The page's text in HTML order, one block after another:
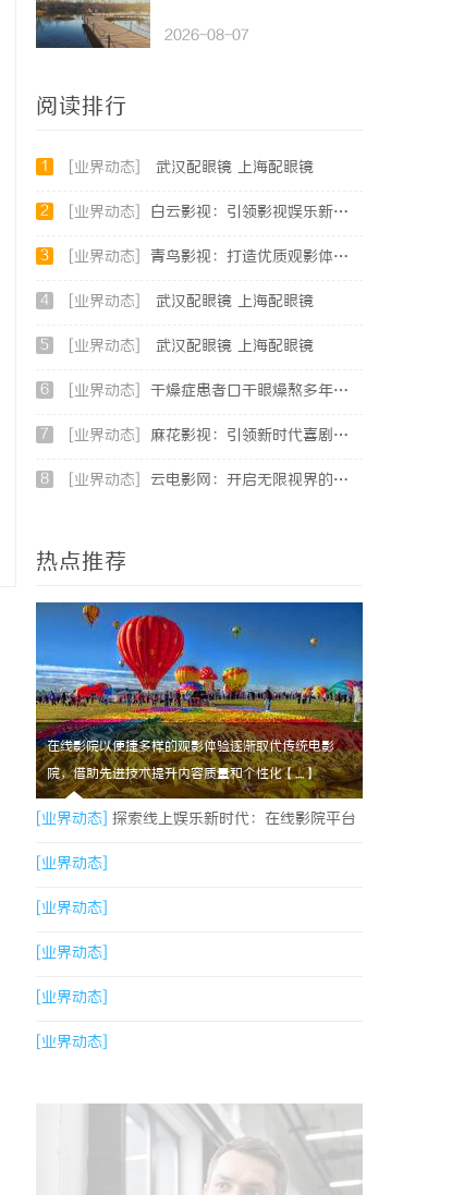
2026-08-07
阅读排行
1 [业界动态] 武汉配眼镜 上海配眼镜
2 [业界动态] 白云影视：引领影视娱乐新时代的内容创新平台
3 [业界动态] 青鸟影视：打造优质观影体验的行业新标杆
4 [业界动态] 武汉配眼镜 上海配眼镜
5 [业界动态] 武汉配眼镜 上海配眼镜
6 [业界动态] 干燥症患者口干眼燥熬多年，一个周期缓过来？老中医：一张辨证方对症，身体找回津液
7 [业界动态] 麻花影视：引领新时代喜剧影视创作的先锋力量
8 [业界动态] 云电影网：开启无限视界的全新影视体验之旅
热点推荐
在线影院以便捷多样的观影体验逐渐取代传统电影
院，借助先进技术提升内容质量和个性化【....】
[业界动态] 探索线上娱乐新时代：在线影院平台
的魅力与未来发展趋势
[业界动态]
[业界动态]
[业界动态]
[业界动态]
[业界动态]